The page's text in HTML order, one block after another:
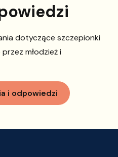
dotyczące szczepionki
młodzież i
i odpowiedzi